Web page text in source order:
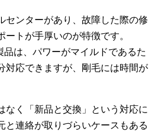
センターがあり、故障した際の修
トが手厚いのが特徴です。
品は、パワーがマイルドであるた
対応できますが、剛毛には時間が
なく「新品と交換」という対応に
と連絡が取りづらいケースもある